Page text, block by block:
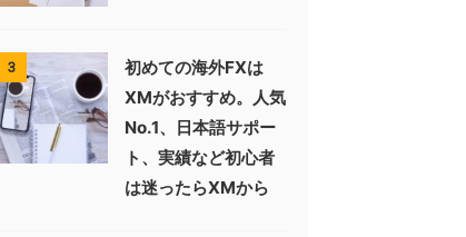
3
初めての海外FXは
XMがおすすめ。人気
No.1、日本語サポー
ト、実績など初心者
は迷ったらXMから